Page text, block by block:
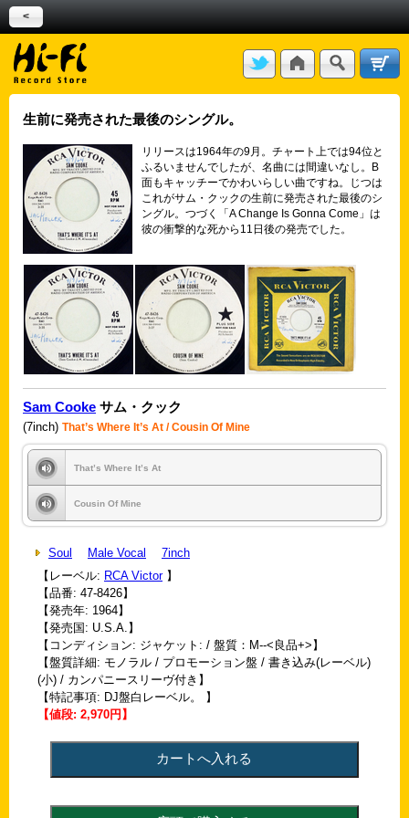
<
生前に発売された最後のシングル。
リリースは1964年の9月。チャート上では94位と
ふるいませんでしたが、名曲には間違いなし。B
面もキャッチーでかわいらしい曲ですね。じつは
これがサム・クックの生前に発売された最後のシ
ングル。つづく「A Change Is Gonna Come」は
彼の衝撃的な死から11日後の発売でした。
Sam Cooke サム・クック
(7inch) That’s Where It’s At / Cousin Of Mine
That’s Where It’s At
Cousin Of Mine
Soul Male Vocal
7inch
【レーベル: RCA Victor】
【品番: 47-8426】
【発売年: 1964】
【発売国: U.S.A.】
【コンディション: ジャケット: / 盤質：M--<良品+>】
【盤質詳細: モノラル / プロモーション盤 / 書き込み(レーベル)
(小) / カンパニースリーヴ付き】
【特記事項: DJ盤白レーベル。 】
【値段: 2,970円】